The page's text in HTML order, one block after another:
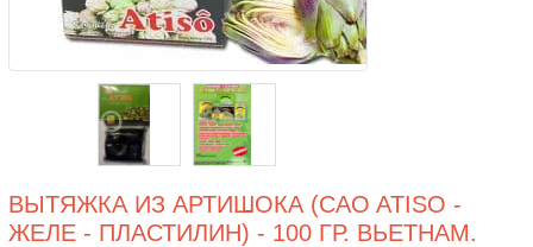
ВЫТЯЖКА ИЗ АРТИШОКА (CAO ATISO -
ЖЕЛЕ - ПЛАСТИЛИН) - 100 ГР. ВЬЕТНАМ.